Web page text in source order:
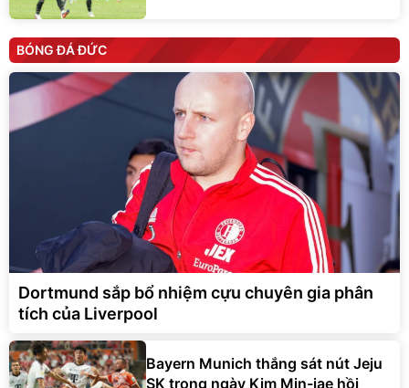
BÓNG ĐÁ ĐỨC
Dortmund sắp bổ nhiệm cựu chuyên gia phân
tích của Liverpool
Bayern Munich thắng sát nút Jeju
SK trong ngày Kim Min-jae hồi